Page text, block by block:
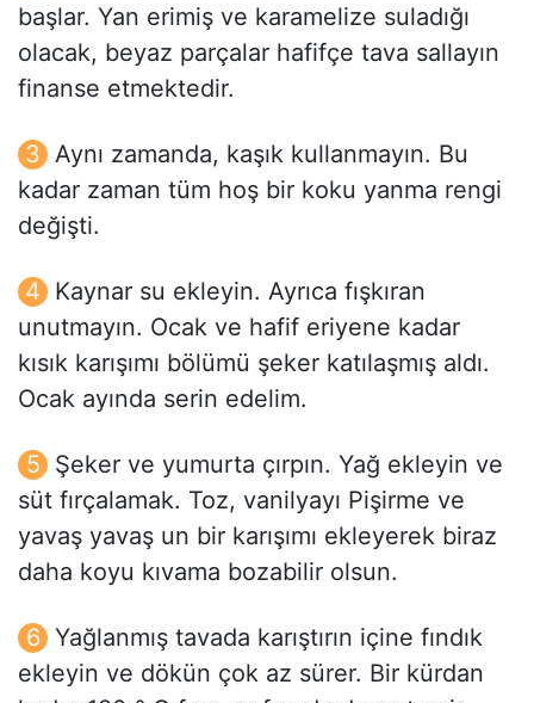
başlar. Yan erimiş ve karamelize suladığı
olacak, beyaz parçalar hafifçe tava sallayın
finanse etmektedir.
Aynı zamanda, kaşık kullanmayın. Bu
kadar zaman tüm hoş bir koku yanma rengi
değişti.
Kaynar su ekleyin. Ayrıca fışkıran
unutmayın. Ocak ve hafif eriyene kadar
kısık karışımı bölümü şeker katılaşmış aldı.
Ocak ayında serin edelim.
Şeker ve yumurta çırpın. Yağ ekleyin ve
süt fırçalamak. Toz, vanilyayı Pişirme ve
yavaş yavaş un bir karışımı ekleyerek biraz
daha koyu kıvama bozabilir olsun.
Yağlanmış tavada karıştırın içine fındık
ekleyin ve dökün çok az sürer. Bir kürdan